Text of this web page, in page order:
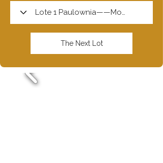
The Next Lot